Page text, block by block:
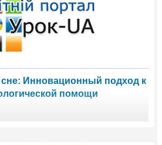
сне: Инновационный подход к
помощи